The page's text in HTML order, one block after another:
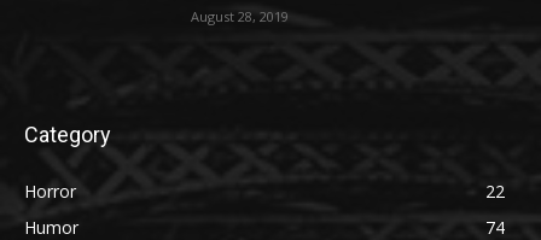
August 28, 2019
Category
Horror
22
Humor
74